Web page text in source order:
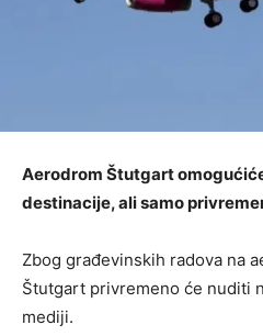
Aerodrom Štutgart
destinacije, ali samo
Zbog građevinskih radova na
Štutgart privremeno će nuditi
mediji.